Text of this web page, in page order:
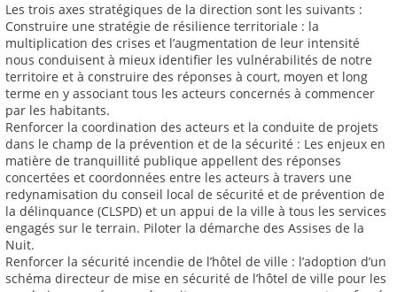
Les trois axes stratégiques de la direction sont les suivants :
Construire une stratégie de résilience territoriale : la
multiplication des crises et l’augmentation de leur intensité
nous conduisent à mieux identifier les vulnérabilités de notre
territoire et à construire des réponses à court, moyen et long
terme en y associant tous les acteurs concernés à commencer
par les habitants.
Renforcer la coordination des acteurs et la conduite de projets
dans le champ de la prévention et de la sécurité : Les enjeux en
matière de tranquillité publique appellent des réponses
concertées et coordonnées entre les acteurs à travers une
redynamisation du conseil local de sécurité et de prévention de
la délinquance (CLSPD) et un appui de la ville à tous les services
engagés sur le terrain. Piloter la démarche des Assises de la
Nuit.
Renforcer la sécurité incendie de l’hôtel de ville : l’adoption d’un
schéma directeur de mise en sécurité de l’hôtel de ville pour les